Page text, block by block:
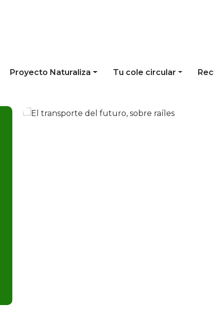
Proyecto Naturaliza Tu cole circular